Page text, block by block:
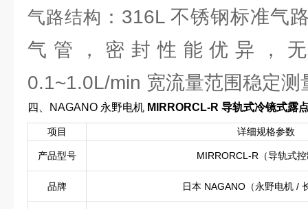
气路结构 ：316L 不锈钢标准气
气管，密封性能优异，
0.1~1.0L/min 宽流量范围稳定测
四、NAGANO 永野电机 MIRRORCL-R 导轨式冷镜式露
项目 详细规格参数
产品型号 MIRRORCL-R（导轨式
品牌 日本 NAGANO（永野电机 /